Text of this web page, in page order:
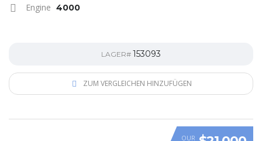
Engine 4000
LAGER# 153093
ZUM VERGLEICHEN HINZUFÜGEN
OUR